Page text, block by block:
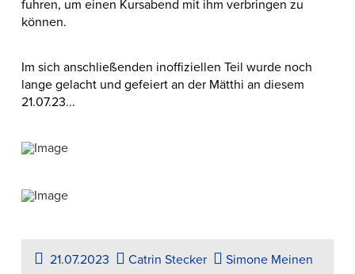
fuhren, um einen Kursabend mit ihm verbringen zu
können.
Im sich anschließenden inoffiziellen Teil wurde noch
lange gelacht und gefeiert an der Mätthi an diesem
21.07.23...
21.07.2023 Catrin Stecker Simone Meinen